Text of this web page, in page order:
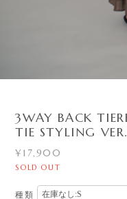
3WAY BACK
TIE STYLING
¥17,900
SOLD OUT
種類